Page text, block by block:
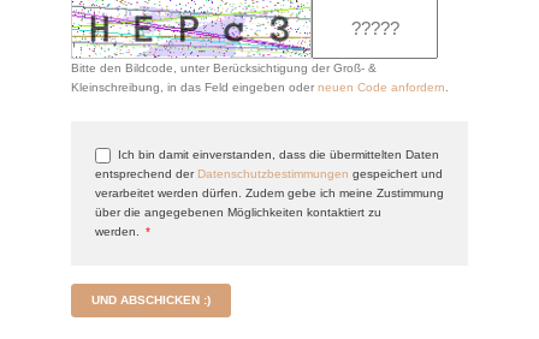
Bitte den Bildcode, unter Berücksichtigung der Groß- &
Kleinschreibung, in das Feld eingeben oder neuen Code anfordern
Ich bin damit einverstanden, dass die übermittelten Daten
entsprechend der Datenschutzbestimmungen gespeichert und
verarbeitet werden dürfen. Zudem gebe ich meine Zustimmung
über die angegebenen Möglichkeiten kontaktiert zu
werden.
*
UND ABSCHICKEN :)